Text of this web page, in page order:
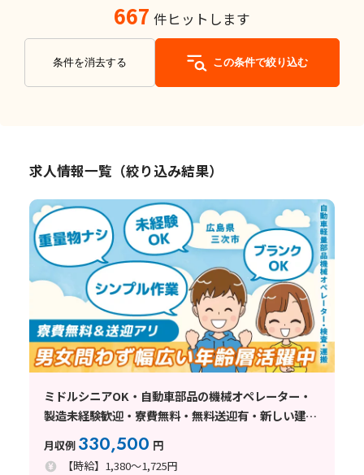
667 件ヒットします
条件を消去する この条件で絞り込む
求人情報一覧（絞り込み結果）
ミドルシニアOK・自動車部品の機械オペレーター・
製造未経験歓迎・寮費無料・無料送迎有・新しい建
屋･機械でのお仕事・工場内は冷暖房完備・綺麗なト
イレ･食堂あり・大型連休あり
月収例 330,500 円
【時給】1,380～1,725円